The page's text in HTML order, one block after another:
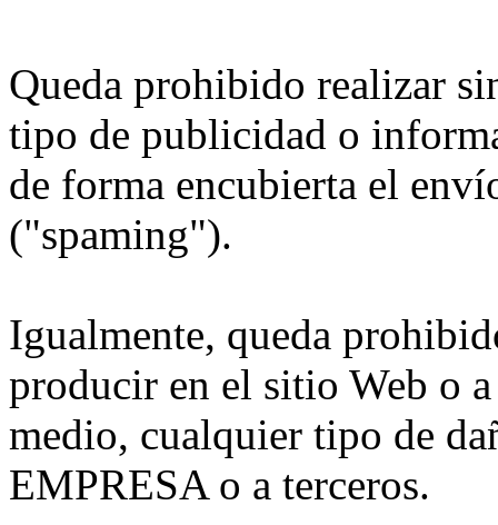
Queda prohibido realizar
tipo de publicidad o
de forma encubierta el
("spaming").
Igualmente, queda
producir en el sitio Web o
medio, cualquier tipo de
EMPRESA o a terceros.